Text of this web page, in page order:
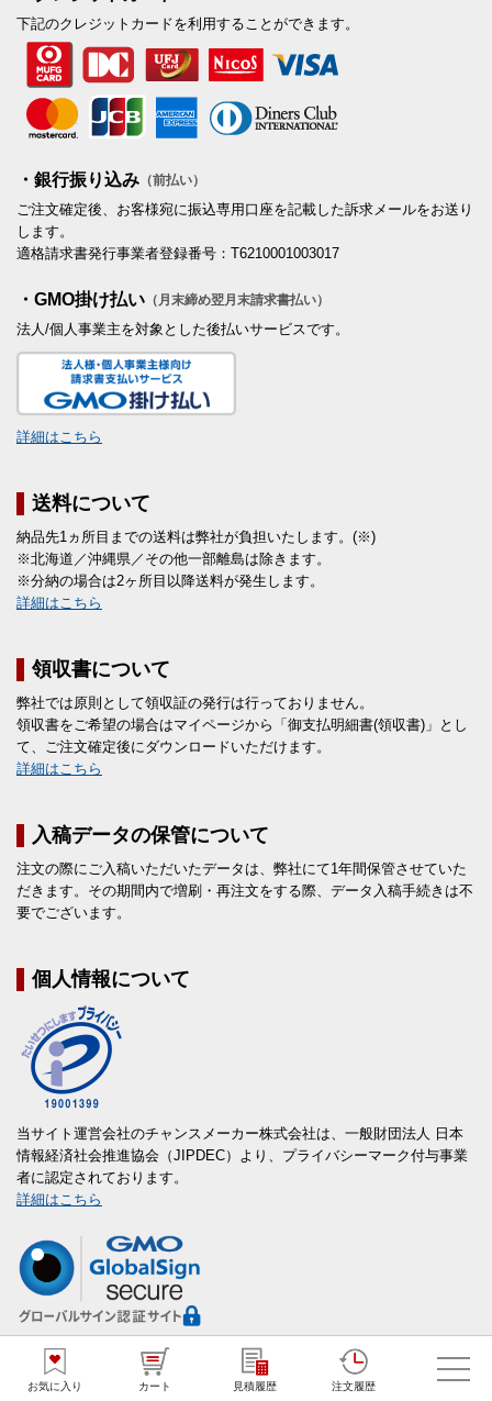
お気に入り カート 見積履歴 注文履歴
下記のクレジットカードを利用することができます。
・銀行振り込み （前払い）
ご注文確定後、お客様宛に振込専用口座を記載した訴求メールをお送り
します。
適格請求書発行事業者登録番号：T6210001003017
・GMO掛け払い （月末締め翌月末請求書払い）
法人/個人事業主を対象とした後払いサービスです。
詳細はこちら
送料について
納品先1ヵ所目までの送料は弊社が負担いたします。(※)
※北海道／沖縄県／その他一部離島は除きます。
※分納の場合は2ヶ所目以降送料が発生します。
詳細はこちら
領収書について
弊社では原則として領収証の発行は行っておりません。
領収書をご希望の場合はマイページから「御支払明細書(領収書)」とし
て、ご注文確定後にダウンロードいただけます。
詳細はこちら
入稿データの保管について
注文の際にご入稿いただいたデータは、弊社にて1年間保管させていた
だきます。その期間内で増刷・再注文をする際、データ入稿手続きは不
要でございます。
個人情報について
当サイト運営会社のチャンスメーカー株式会社は、一般財団法人 日本
情報経済社会推進協会（JIPDEC）より、プライバシーマーク付与事業
者に認定されております。
詳細はこちら
本サイトでのお客様の個人情報はグローバルサインのSSLにより保護し
ております。
詳細はこちら